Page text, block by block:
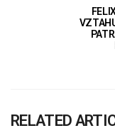
RELATED